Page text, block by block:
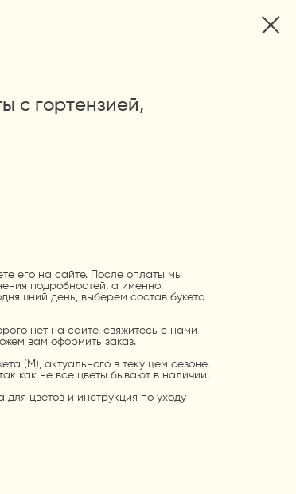
с гортензией,
его на сайте. После оплаты мы
подробностей, а именно:
день, выберем состав букета
нет на сайте, свяжитесь с нами
вам оформить заказ.
(М), актуального в текущем сезоне.
как не все цветы бывают в наличии.
для цветов и инструкция по уходу